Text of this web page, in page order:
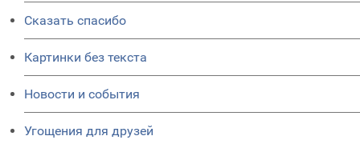
Сказать спасибо
Картинки без текста
Новости и события
Угощения для друзей